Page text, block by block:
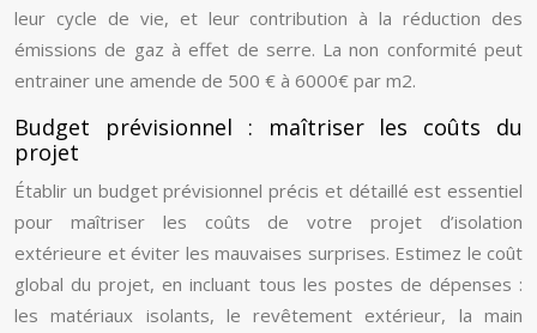
leur cycle de vie, et leur contribution à la réduction des
émissions de gaz à effet de serre. La non conformité peut
entrainer une amende de 500 € à 6000€ par m2.
Budget prévisionnel : maîtriser les coûts du
projet
Établir un budget prévisionnel précis et détaillé est essentiel
pour maîtriser les coûts de votre projet d’isolation
extérieure et éviter les mauvaises surprises. Estimez le coût
global du projet, en incluant tous les postes de dépenses :
les matériaux isolants, le revêtement extérieur, la main